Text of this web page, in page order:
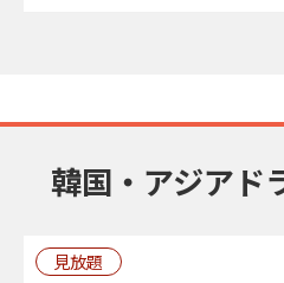
韓国・アジアド
見放題